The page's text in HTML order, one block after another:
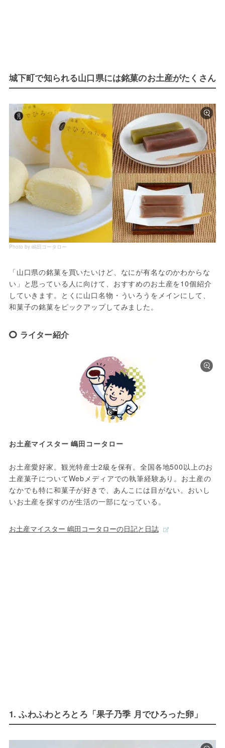
城下町で知られる山口県には銘菓のお土産がたくさん
Photo by 嶋田コータロー
「山口県の銘菓を買いたいけど、なにが有名なのかわからな
い」と思っている人に向けて、おすすめのお土産を10個紹介
していきます。とくに山口名物・ういろうをメインにして、
和菓子の銘菓をピックアップしてみました。
ライター紹介
お土産マイスター 嶋田コータロー
お土産愛好家。観光特産士2級を保有。全国各地500以上のお
土産菓子についてWebメディアでの執筆経験あり。お土産の
なかでも特に和菓子が好きで、あんこには目がない。おいし
いお土産を探すのが生活の一部になっている。
お土産マイスター 嶋田コータローの日記と日誌
1. ふわふわとろとろ「果子乃季 月でひろった卵」